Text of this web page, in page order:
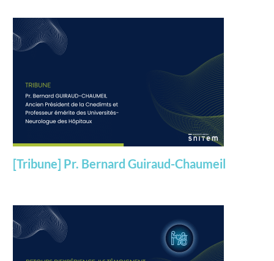
[Tribune] Pr. Bernard Guiraud-Chaumeil